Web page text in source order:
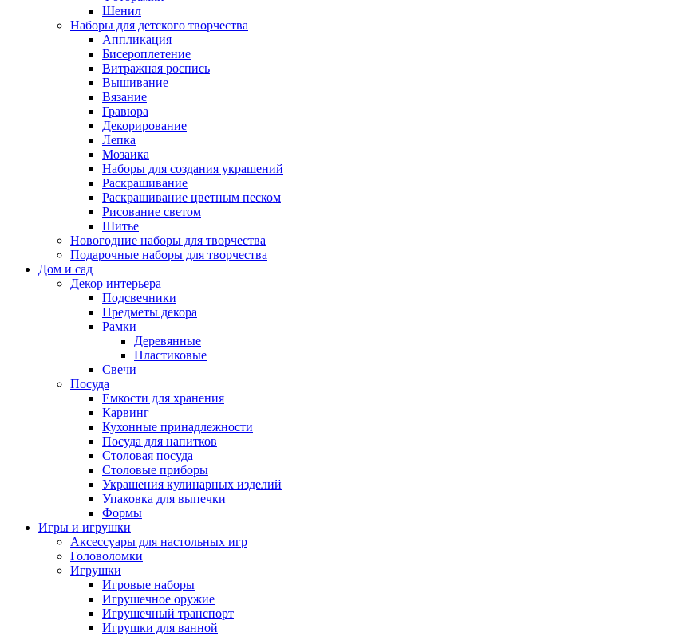
Шенил
Наборы для детского творчества
Аппликация
Бисероплетение
Витражная роспись
Вышивание
Вязание
Гравюра
Декорирование
Лепка
Мозаика
Наборы для создания украшений
Раскрашивание
Раскрашивание цветным песком
Рисование светом
Шитье
Новогодние наборы для творчества
Подарочные наборы для творчества
Дом и сад
Декор интерьера
Подсвечники
Предметы декора
Рамки
Деревянные
Пластиковые
Свечи
Посуда
Емкости для хранения
Карвинг
Кухонные принадлежности
Посуда для напитков
Столовая посуда
Столовые приборы
Украшения кулинарных изделий
Упаковка для выпечки
Формы
Игры и игрушки
Аксессуары для настольных игр
Головоломки
Игрушки
Игровые наборы
Игрушечное оружие
Игрушечный транспорт
Игрушки для ванной